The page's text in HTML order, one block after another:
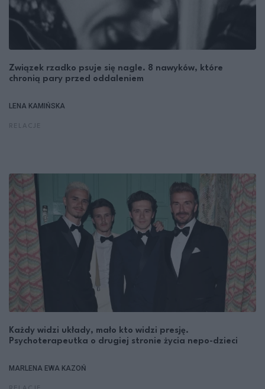
Związek rzadko psuje się nagle. 8 nawyków, które
chronią pary przed oddaleniem
LENA KAMIŃSKA
Każdy widzi układy, mało kto widzi presję.
Psychoterapeutka o drugiej stronie życia nepo-dzieci
MARLENA EWA KAZOŃ